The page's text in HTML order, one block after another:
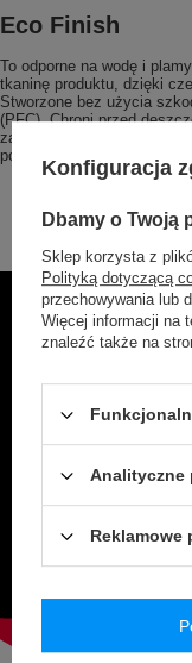
Eco Finish
To odporne na wodę i
tkaninę produktu, dzięki
Stworzone bez użycia
(PFC). Chroni przed
zapewnić trwałą
ponowna aplikacja.
optymalna ochrona
brak stosowania
Konfiguracja
Dbamy o Twoją
Sklep korzysta z
Polityką dotyczącą
przechowywania lub
Więcej informacji na
znaleźć także na
Analityczne
Reklamowe